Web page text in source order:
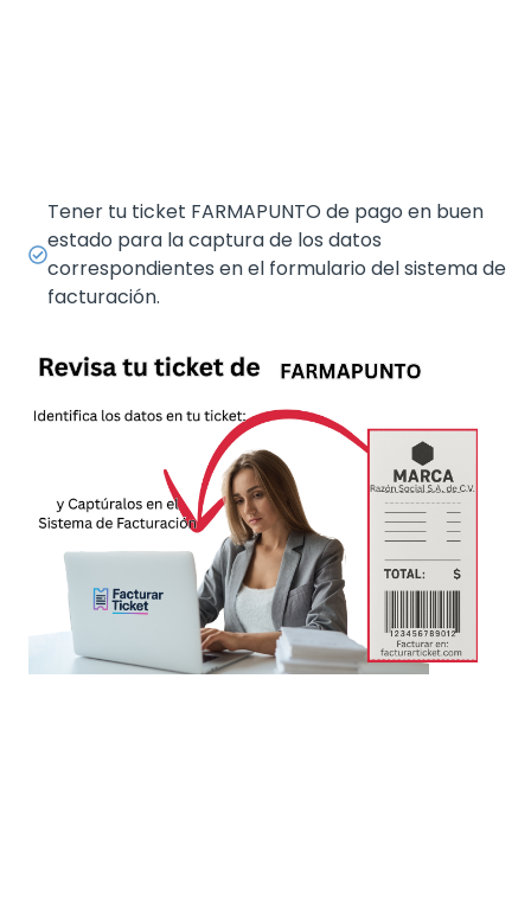
Tener tu ticket FARMAPUNTO de pago en buen
estado para la captura de los datos
correspondientes en el formulario del sistema de
facturación.